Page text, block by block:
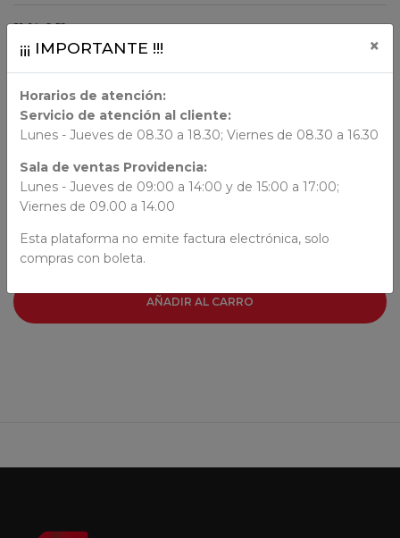
21x14x0.59
Chile
Christine Nostingler
AÑADIR AL CARRO
¡¡¡ IMPORTANTE !!! ×
Horarios de atención:
Servicio de atención al cliente:
Lunes - Jueves de 08.30 a 18.30; Viernes de 08.30 a 16.30
Sala de ventas Providencia:
Lunes - Jueves de 09:00 a 14:00 y de 15:00 a 17:00;
Viernes de 09.00 a 14.00
Esta plataforma no emite factura electrónica, solo
compras con boleta.